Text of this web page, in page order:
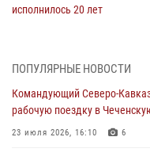
исполнилось 20 лет
В Кабардино-Балкарии
08 августа 2026, 07:00
Военнослужащие Софринской
ПОПУЛЯРНЫЕ НОВОСТИ
Командующий Северо-
рабочую поездку в
23 июля 2026, 16:10 6